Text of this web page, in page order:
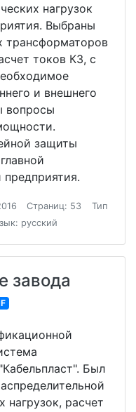
нагрузок
Выбраны
трансформаторов
токов КЗ, c
и внешнего
вопросы
защиты
предприятия.
Страниц: 53
Тип
русский
завода
Был
нагрузок, расчет